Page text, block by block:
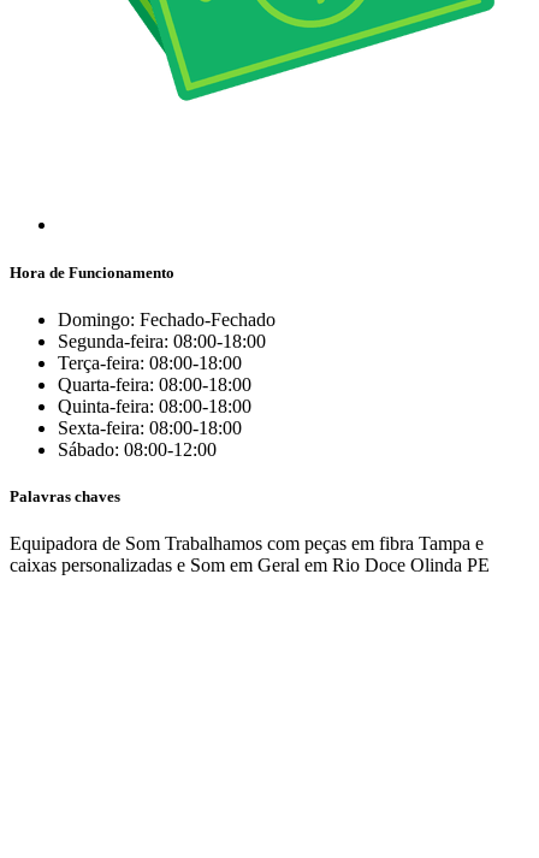
Hora de Funcionamento
Domingo: Fechado-Fechado
Segunda-feira: 08:00-18:00
Terça-feira: 08:00-18:00
Quarta-feira: 08:00-18:00
Quinta-feira: 08:00-18:00
Sexta-feira: 08:00-18:00
Sábado: 08:00-12:00
Palavras chaves
Equipadora de Som Trabalhamos com peças em fibra Tampa e
caixas personalizadas e Som em Geral em Rio Doce Olinda PE